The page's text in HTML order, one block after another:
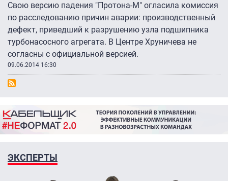
Свою версию падения "Протона-М" огласила комиссия
по расследованию причин аварии: производственный
дефект, приведший к разрушению узла подшипника
турбонасосного агрегата. В Центре Хруничева не
согласны с официальной версией.
09.06.2014 16:30
ЭКСПЕРТЫ